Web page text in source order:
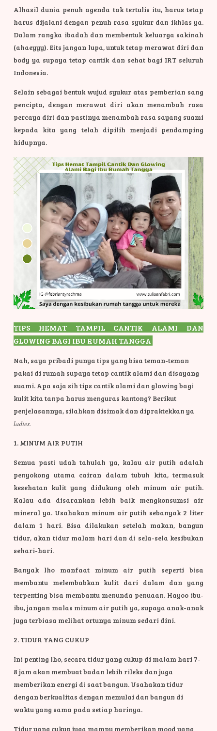
Alhasil dunia penuh agenda tak tertulis itu, harus tetap
harus dijalani dengan penuh rasa syukur dan ikhlas ya.
Dalam rangka ibadah dan membentuk keluarga sakinah
(ahaeyyy). Eits jangan lupa, untuk tetap merawat diri dan
body ya supaya tetap cantik dan sehat bagi IRT seluruh
Indonesia.
Selain sebagai bentuk wujud syukur atas pemberian sang
pencipta, dengan merawat diri akan menambah rasa
percaya diri dan pastinya menambah rasa sayang suami
kepada kita yang telah dipilih menjadi pendamping
hidupnya.
TIPS HEMAT TAMPIL CANTIK ALAMI DAN
GLOWING BAGI IBU RUMAH TANGGA
Nah, saya pribadi punya tips yang bisa teman-teman
pakai di rumah supaya tetap cantik alami dan disayang
suami. Apa saja sih tips cantik alami dan glowing bagi
kulit kita tanpa harus menguras kantong? Berikut
penjelasannya, silahkan disimak dan dipraktekkan ya
ladies.
1. MINUM AIR PUTIH
Semua pasti udah tahulah ya, kalau air putih adalah
penyokong utama cairan dalam tubuh kita, termasuk
kesehatan kulit yang didukung oleh minum air putih.
Kalau ada disarankan lebih baik mengkonsumsi air
mineral ya. Usahakan minum air putih sebanyak 2 liter
dalam 1 hari. Bisa dilakukan setelah makan, bangun
tidur, akan tidur malam hari dan di sela-sela kesibukan
sehari-hari.
Banyak lho manfaat minum air putih seperti bisa
membantu melembabkan kulit dari dalam dan yang
terpenting bisa membantu menunda penuaan. Hayoo ibu-
ibu, jangan malas minum air putih ya, supaya anak-anak
juga terbiasa melihat ortunya minum sedari dini.
2. TIDUR YANG CUKUP
Ini penting lho, secara tidur yang cukup di malam hari 7-
8 jam akan membuat badan lebih rileks dan juga
memberikan energi di saat bangun. Usahakan tidur
dengan berkualitas dengan memulai dan bangun di
waktu yang sama pada setiap harinya.
Tidur yang cukup juga mampu memberikan mood yang